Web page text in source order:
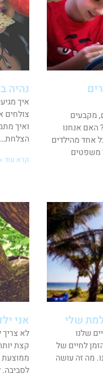
מקבעים
האם אנחנו
אחד מהילדים
משפטים
נהיה
איך
צולחים
ואיך
הצלחת…
קרא עוד »
שלי
שלנו
לחיים של
מה זה עושה
אני
לא צריך
קצת
ממוצעת